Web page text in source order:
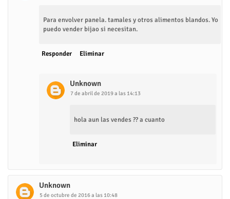
Para envolver panela. tamales y otros alimentos blandos. Yo
puedo vender bijao si necesitan.
Responder Eliminar
Unknown
7 de abril de 2019 a las 14:13
hola aun las vendes ?? a cuanto
Eliminar
Unknown
5 de octubre de 2016 a las 10:48